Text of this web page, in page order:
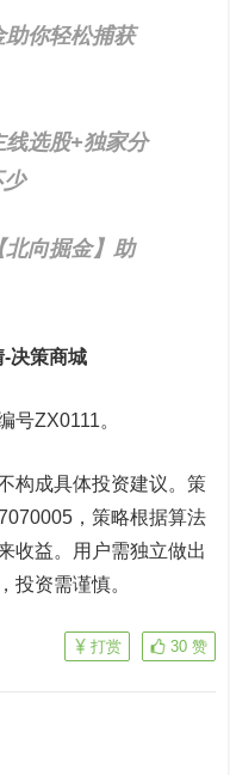
助你轻松捕获
线选股+独家分
北向掘金】助
决策商城
ZX0111。
成具体投资建议。策
，策略根据算法
收益。用户需独立做出
投资需谨慎。
30 赞
打赏